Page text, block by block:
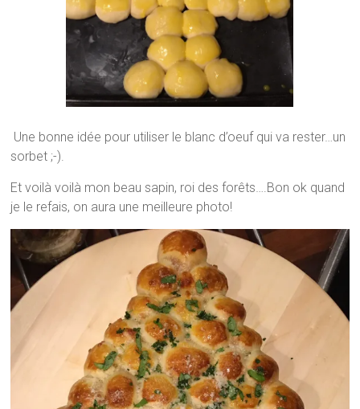
Une bonne idée pour utiliser le blanc d’oeuf qui va rester…un
sorbet ;-).
Et voilà voilà mon beau sapin, roi des forêts….Bon ok quand
je le refais, on aura une meilleure photo!